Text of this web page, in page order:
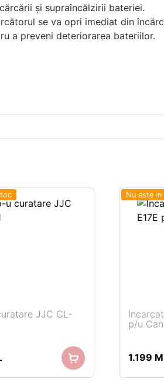
și supraîncălzirii bateriei.
se va opri imediat din
a preveni deteriorarea bateriilor.
JJC CL-
Nu este
p/u
1.199